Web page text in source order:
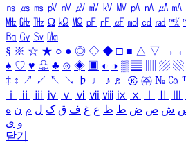
㎱ ㎲ ㎳ ㎴ ㎵ ㎶ ㎷ ㎸ ㎹ ㎀ ㎁ ㎂ ㎃
㎒ ㎓ ㎔ Ω ㏀ ㏁ ㎊ ㎋ ㎌ ㏖ ㏅ ㎭ ㎮
㏃ ㏉ ㏜ ㏆
§ ※ ☆ ★ ○ ● ◎ ◇ ◆ □ ■ △ ▽ → ←
♠ ♡ ♥ ♧ ♣ ⊙ ◈ ▣ ◐ ◑ ▒ ▤ ▨ ▧
‡ ↕ ↗ ↙ ↖ ↘ ♭ ♩ ♪ ♬ ㉿ ㈜ № ㏇
ⅰ
ⅱ ⅲ ⅳ ⅴ ⅵ ⅶ ⅷ ⅸ ⅹ
ش ص ض ط ظ ع غ ف ق ک ل م ن ه
و ی
닫기